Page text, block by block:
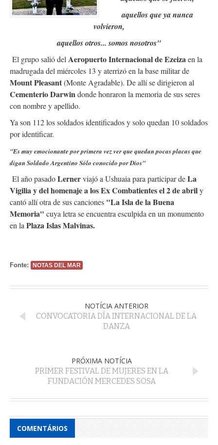
aquellos que ya nunca
volvieron,
aquellos otros... somos nosotros"
El grupo salió del Aeropuerto Internacional de Ezeizaen la
madrugada del miércoles 13 y aterrizó en la base militar de
Mount Pleasant(Monte Agradable). De allí se dirigieron al
Cementerio Darwindonde honraron la memoria de sus seres
con nombre y apellido.
Ya son 112 los soldados identificados y solo quedan 10 soldados
por identificar.
"Es muy emocionante por primera vez ver que quedan pocas placas que
digan Soldado Argentino Sólo conocido por Dios"
El año pasadoLernerviajó a Ushuaia para participar deLa
Vigilia y del homenaje a los Ex Combatientes el 2 de abrily
cantó allí otra de sus canciones "La Isla de la Buena
Memoria" cuya letra se encuentra esculpida en un monumento
en la Plaza Islas Malvinas.
Fonte: NOTAS DEL MAR
NOTÍCIA ANTERIOR
CONVOCATORIA DÍA INTERNACIONAL DE LA
DANZA
PRÓXIMA NOTÍCIA
PRIMER FESTIVAL DE MUJERES EN LA
FUNDACIÓN MERCEDES SOSA
COMENTÁRIOS